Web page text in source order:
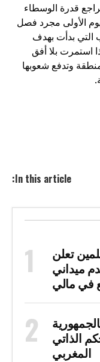
قدرة الوسطاء
الأولى مجرد فصل
التي بدأت بهدف
استمرت بلا أفق
وتدفع شعوبها
In this article:
تعلن
ميداني
في مالي
الذاتي
المغربي